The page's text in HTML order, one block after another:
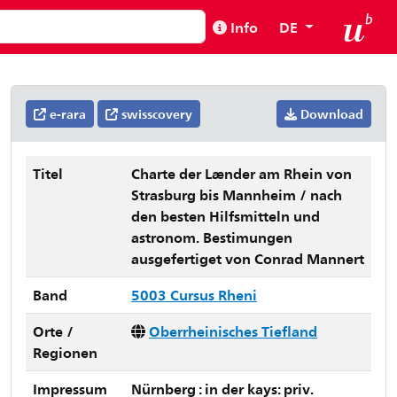
Info DE
e-rara swisscovery Download
Titel
Charte der Lænder am Rhein von
Strasburg bis Mannheim / nach
den besten Hilfsmitteln und
astronom. Bestimungen
ausgefertiget von Conrad Mannert
Band
5003 Cursus Rheni
Orte /
Regionen
Oberrheinisches Tiefland
Impressum Nürnberg : in der kays: priv.